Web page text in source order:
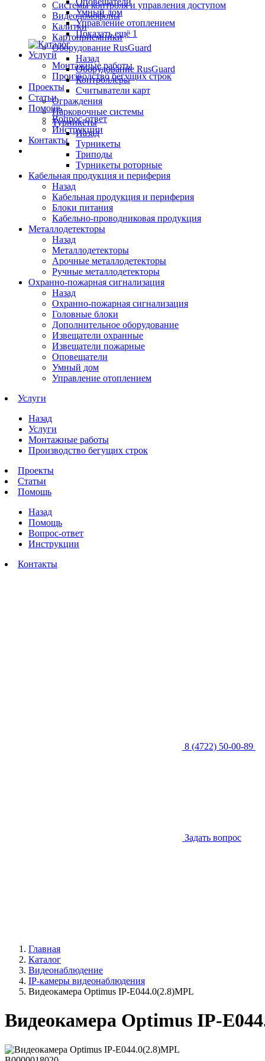
Умный дом
Управление отоплением
Показать ещё 1
Услуги
Монтажные работы
Производство бегущих строк
Проекты
Статьи
Помощь
Вопрос-ответ
Инструкции
Контакты
Системы контроля и управления доступом
Видеодомофоны
Калитки
Картоприемники
Оборудование RusGuard
Назад
Оборудование RusGuard
Контроллеры
Считыватели карт
Ограждения
Парковочные системы
Турникеты
Назад
Турникеты
Триподы
Турникеты роторные
Кабельная продукция и периферия
Назад
Кабельная продукция и периферия
Блоки питания
Кабельно-проводниковая продукция
Металлодетекторы
Назад
Металлодетекторы
Арочные металлодетекторы
Ручные металлодетекторы
Охранно-пожарная сигнализация
Назад
Охранно-пожарная сигнализация
Головные блоки
Дополнительное оборудование
Извещатели охранные
Извещатели пожарные
Оповещатели
Умный дом
Управление отоплением
Услуги
Назад
Услуги
Монтажные работы
Производство бегущих строк
Проекты
Статьи
Помощь
Назад
Помощь
Вопрос-ответ
Инструкции
Контакты
8 (4722) 50-00-89
Задать вопрос
Главная
Каталог
Видеонаблюдение
IP-камеры видеонаблюдения
Видеокамера Optimus IP-E044.0(2.8)MPL
Видеокамера Optimus IP-